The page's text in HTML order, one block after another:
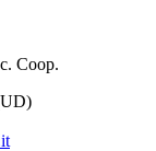
Coop.